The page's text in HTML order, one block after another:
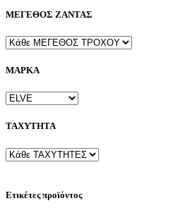
ΜΕΓΕΘΟΣ ΖΑΝΤΑΣ
ΜΑΡΚΑ
ΤΑΧΥΤΗΤΑ
Ετικέτες προϊόντος